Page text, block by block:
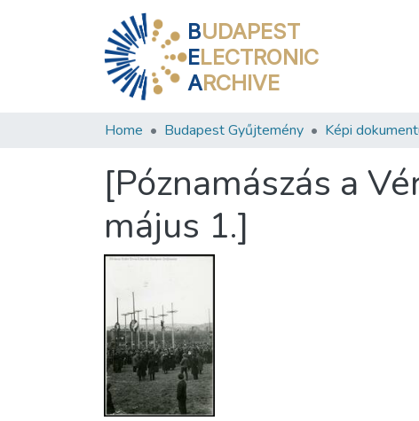
BUDAPEST
ELECTRONIC
ARCHIVE
Home Budapest Gyűjtemény Képi
[Póznamászás a
május 1.]